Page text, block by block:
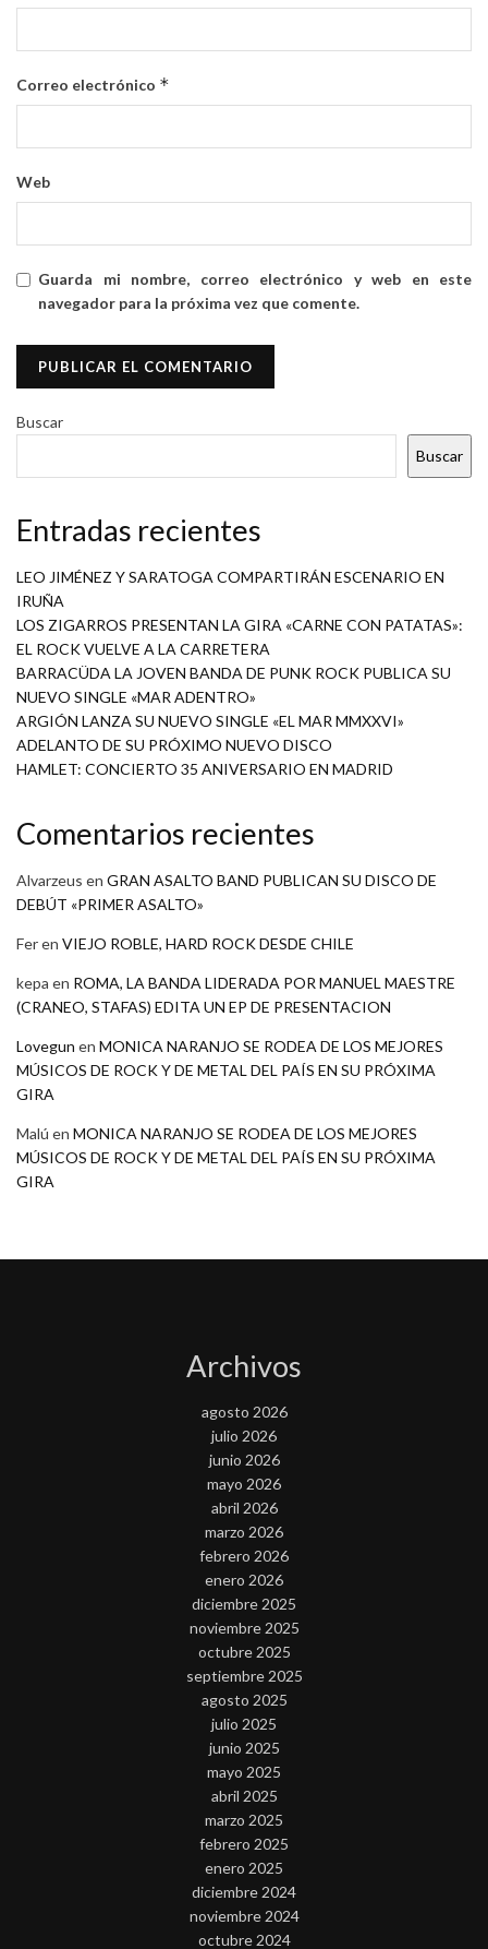
Correo electrónico *
Web
Guarda mi nombre, correo electrónico y web en este
navegador para la próxima vez que comente.
Buscar
Buscar
Entradas recientes
LEO JIMÉNEZ Y SARATOGA COMPARTIRÁN ESCENARIO EN
IRUÑA
LOS ZIGARROS PRESENTAN LA GIRA «CARNE CON PATATAS»:
EL ROCK VUELVE A LA CARRETERA
BARRACÜDA LA JOVEN BANDA DE PUNK ROCK PUBLICA SU
NUEVO SINGLE «MAR ADENTRO»
ARGIÓN LANZA SU NUEVO SINGLE «EL MAR MMXXVI»
ADELANTO DE SU PRÓXIMO NUEVO DISCO
HAMLET: CONCIERTO 35 ANIVERSARIO EN MADRID
Comentarios recientes
Alvarzeus en GRAN ASALTO BAND PUBLICAN SU DISCO DE
DEBÚT «PRIMER ASALTO»
Feren VIEJO ROBLE, HARD ROCK DESDE CHILE
kepa en ROMA, LA BANDA LIDERADA POR MANUEL MAESTRE
(CRANEO, STAFAS) EDITA UN EP DE PRESENTACION
Lovegun en MONICA NARANJO SE RODEA DE LOS MEJORES
MÚSICOS DE ROCK Y DE METAL DEL PAÍS EN SU PRÓXIMA
GIRA
Malú en MONICA NARANJO SE RODEA DE LOS MEJORES
MÚSICOS DE ROCK Y DE METAL DEL PAÍS EN SU PRÓXIMA
GIRA
Archivos
agosto 2026
julio 2026
junio 2026
mayo 2026
abril 2026
marzo 2026
febrero 2026
enero 2026
diciembre 2025
noviembre 2025
octubre 2025
septiembre 2025
agosto 2025
julio 2025
junio 2025
mayo 2025
abril 2025
marzo 2025
febrero 2025
enero 2025
diciembre 2024
noviembre 2024
octubre 2024